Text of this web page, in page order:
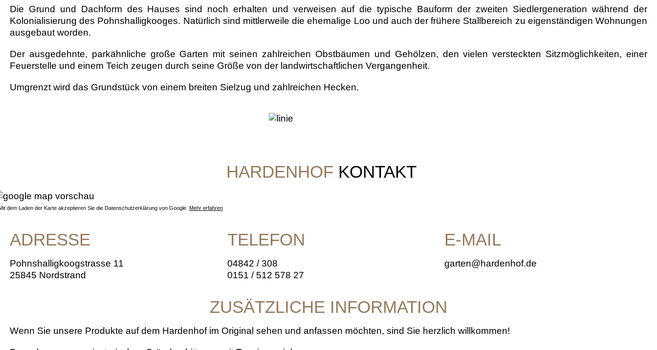
Die Grund und Dachform des Hauses sind noch erhalten und verweisen auf die typische Bauform der zweiten Siedlergeneration während der
Kolonialisierung des Pohnshalligkooges. Natürlich sind mittlerweile die ehemalige Loo und auch der frühere Stallbereich zu eigenständigen Wohnungen
ausgebaut worden.
Der ausgedehnte, parkähnliche große Garten mit seinen zahlreichen Obstbäumen und Gehölzen, den vielen versteckten Sitzmöglichkeiten, einer
Feuerstelle und einem Teich zeugen durch seine Größe von der landwirtschaftlichen Vergangenheit.
Umgrenzt wird das Grundstück von einem breiten Sielzug und zahlreichen Hecken.
HARDENHOF KONTAKT
dem Laden der Karte akzeptieren Sie die Datenschutzerklärung von Google. Mehr erfahren
ADRESSE
Pohnshalligkoogstrasse 11
25845 Nordstrand
TELEFON
04842 / 308
0151 / 512 578 27
E-MAIL
garten@hardenhof.de
ZUSÄTZLICHE INFORMATION
Wenn Sie unsere Produkte auf dem Hardenhof im Original sehen und anfassen möchten, sind Sie herzlich willkommen!